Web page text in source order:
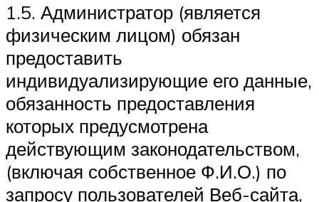
1.5. Администратор (является
физическим лицом) обязан
предоставить
индивидуализирующие его данные,
обязанность предоставления
которых предусмотрена
действующим законодательством,
(включая собственное Ф.И.О.) по
запросу пользователей Веб-сайта,